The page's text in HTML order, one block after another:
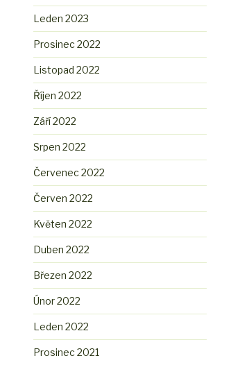
Leden 2023
Prosinec 2022
Listopad 2022
Říjen 2022
Září 2022
Srpen 2022
Červenec 2022
Červen 2022
Květen 2022
Duben 2022
Březen 2022
Únor 2022
Leden 2022
Prosinec 2021